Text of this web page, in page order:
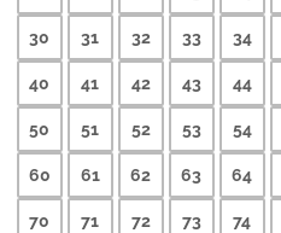
30 31 32 33 34
40 41 42 43 44
50 51 52 53 54
60 61 62 63 64
70 71 72 73 74